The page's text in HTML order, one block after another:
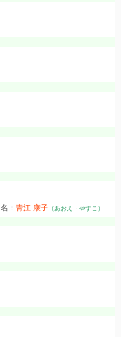
： 青江 康子（あおえ・やすこ）